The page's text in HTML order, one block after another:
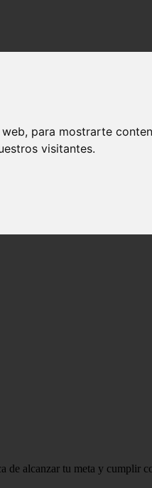
para mostrarte
visitantes.
de alcanzar tu meta y cumplir